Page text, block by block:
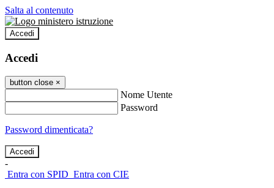
Salta al contenuto
Accedi
Accedi
button close ×
Nome Utente
Password
Password dimenticata?
-
Entra con SPID Entra con CIE